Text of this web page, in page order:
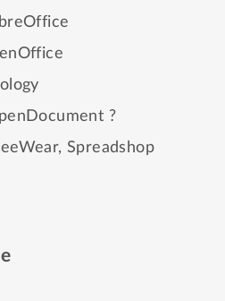
?
,Spreadshop